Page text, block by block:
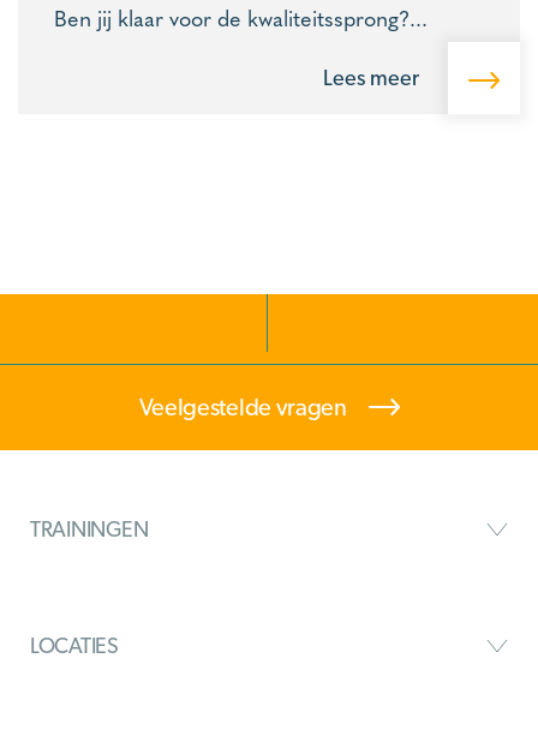
Ben jij klaar voor de kwaliteitssprong?...
Lees meer
Veelgestelde vragen
TRAININGEN
LOCATIES